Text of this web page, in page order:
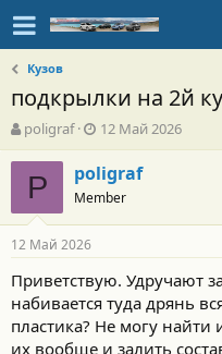
Кузов
подкрылки на 2й
А
в
т
т
е
м
ы
poligraf
Д
а
т
а
н
а
а
л
а
12 Май 2026
P poligraf
Member
12 Май 2026
Приветствую. Удручают
набивается туда дрянь
пластика? Не могу
их вообще и залить